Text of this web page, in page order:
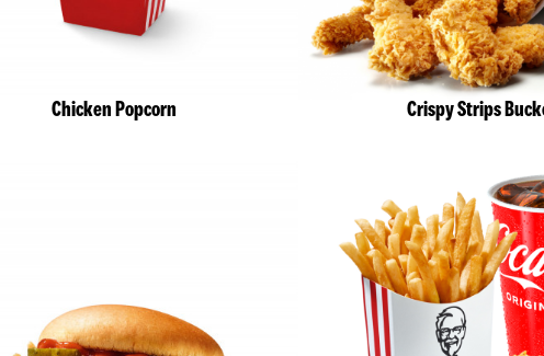
Chicken Popcorn Crispy Strips